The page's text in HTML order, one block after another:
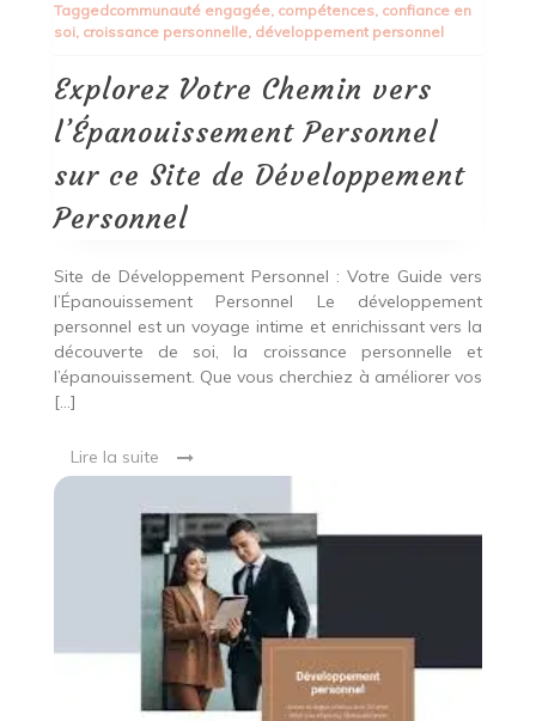
Chemin
vers
Personnel
sur
Site
Développement
Taggedcommunauté engagée, compétences, confiance en
soi, croissance personnelle, développement personnel
Explorez Votre Chemin vers
l’Épanouissement Personnel
sur ce Site de Développement
Personnel
Site de Développement Personnel : Votre Guide vers
l’Épanouissement Personnel Le développement
personnel est un voyage intime et enrichissant vers la
découverte de soi, la croissance personnelle et
l’épanouissement. Que vous cherchiez à améliorer vos
[…]
Lire la suite